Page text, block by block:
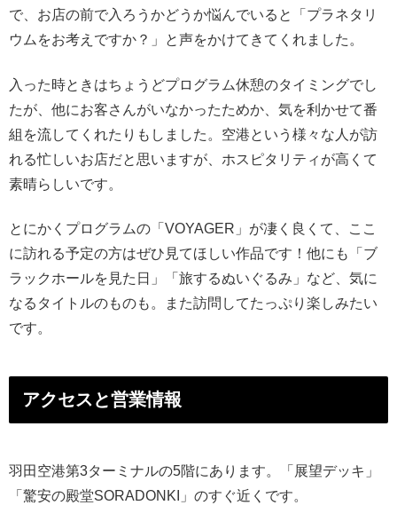
で、お店の前で入ろうかどうか悩んでいると「プラネタリ
ウムをお考えですか？」と声をかけてきてくれました。
入った時ときはちょうどプログラム休憩のタイミングでし
たが、他にお客さんがいなかったためか、気を利かせて番
組を流してくれたりもしました。空港という様々な人が訪
れる忙しいお店だと思いますが、ホスピタリティが高くて
素晴らしいです。
とにかくプログラムの「VOYAGER」が凄く良くて、ここ
に訪れる予定の方はぜひ見てほしい作品です！他にも「ブ
ラックホールを見た日」「旅するぬいぐるみ」など、気に
なるタイトルのものも。また訪問してたっぷり楽しみたい
です。
アクセスと営業情報
羽田空港第3ターミナルの5階にあります。「展望デッキ」
「驚安の殿堂SORADONKI」のすぐ近くです。